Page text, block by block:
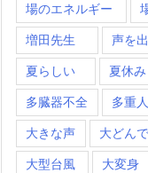
場のエネルギー
増田先生 声を
夏らしい 夏休み
多臓器不全 多重
大きな声 大どん
大型台風 大変身